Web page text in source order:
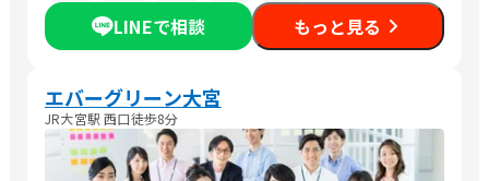
LINEで相談 もっと見る
エバーグリーン大宮
JR大宮駅 西口徒歩8分